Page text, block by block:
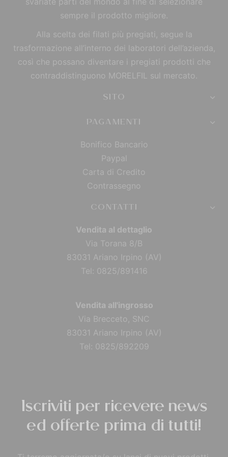
sempre il prodotto migliore.
Alla scelta dei filati più pregiati, segue la
trasformazione all’interno dei laboratori dell’azienda,
così che possano diventare i pregiati prodotti che
contraddistinguono MORELFIL sul mercato.
SITO
PAGAMENTI
Bonifico Bancario
Paypal
Carta di Credito
Contrassegno
CONTATTI
Vendita al dettaglio
Via Torana 8/B
83031 Ariano Irpino (AV)
Tel: 0825/891416
Vendita all'ingrosso
Via Brecceto, SNC
83031 Ariano Irpino (AV)
Tel: 0825/892209
Iscriviti per ricevere news
ed offerte prima di tutti!